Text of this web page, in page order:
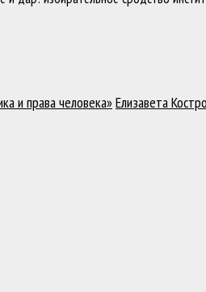
и права человека»Елизавета